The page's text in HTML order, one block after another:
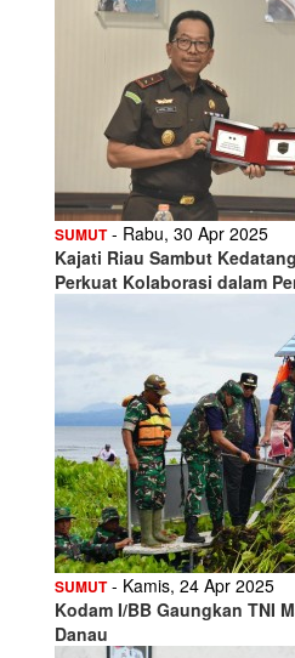
SUMUT- Rabu, 30 Apr 2025
Kajati Riau Sambut
Perkuat Kolaborasi dalam
SUMUT- Kamis, 24 Apr 2025
Kodam I/BB Gaungkan TNI
Danau